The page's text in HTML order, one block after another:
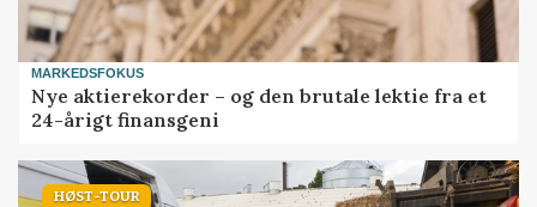
MARKEDSFOKUS
Nye aktierekorder – og den brutale lektie fra et
24-årigt finansgeni
HØST-TOUR